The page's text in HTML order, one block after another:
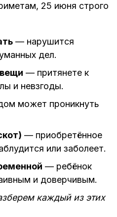
25 июня строго
— нарушится
дел.
— притянете к
и невзгоды.
может проникнуть
— приобретённое
или заболеет.
— ребёнок
и доверчивым.
каждый из этих